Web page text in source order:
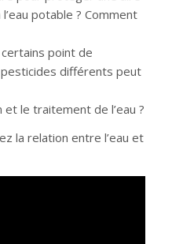
potable ? Comment
point de
différents peut
le traitement de l’eau ?
la relation entre l’eau et